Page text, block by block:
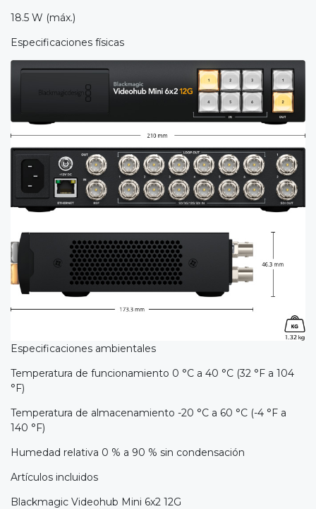
18.5 W (máx.)
Especificaciones físicas
Especificaciones ambientales
Temperatura de funcionamiento 0 °C a 40 °C (32 °F a 104
°F)
Temperatura de almacenamiento -20 °C a 60 °C (-4 °F a
140 °F)
Humedad relativa 0 % a 90 % sin condensación
Artículos incluidos
Blackmagic Videohub Mini 6x2 12G